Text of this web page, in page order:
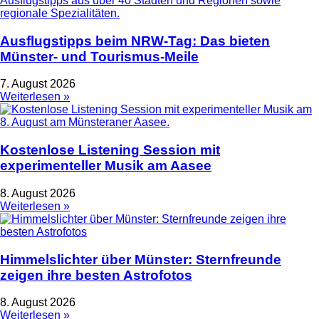
Ausflugstipps beim NRW-Tag: Das bieten
Münster- und Tourismus-Meile
7. August 2026
Weiterlesen »
Kostenlose Listening Session mit
experimenteller Musik am Aasee
8. August 2026
Weiterlesen »
Himmelslichter über Münster: Sternfreunde
zeigen ihre besten Astrofotos
8. August 2026
Weiterlesen »